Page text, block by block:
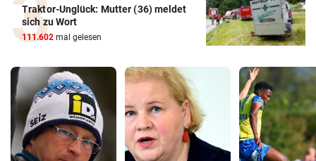
Traktor-Unglück: Mutter (36) meldet
sich zu Wort
111.602 mal gelesen